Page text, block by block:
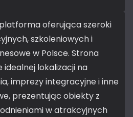
oferująca szeroki
szkoleniowych i
w Polsce. Strona
idealnej lokalizacji na
imprezy integracyjne i inne
prezentując obiekty z
w atrakcyjnych